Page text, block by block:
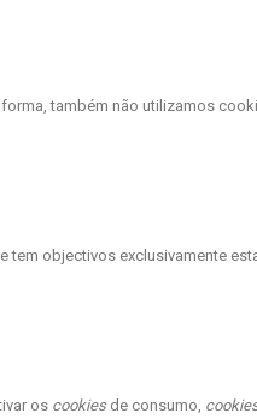
também não utilizamos
tem objectivos exclusivamente
os cookiesde consumo,